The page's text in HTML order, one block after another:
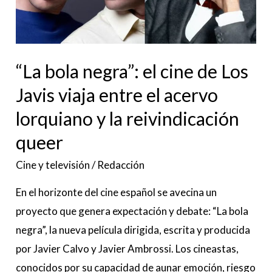
“La bola negra”: el cine de Los
Javis viaja entre el acervo
lorquiano y la reivindicación
queer
Cine y televisión/Redacción
En el horizonte del cine español se avecina un
proyecto que genera expectación y debate: “La bola
negra”, la nueva película dirigida, escrita y producida
por Javier Calvo y Javier Ambrossi. Los cineastas,
conocidos por su capacidad de aunar emoción, riesgo
de
Javis
viaja
entre
el
acervo
lorquiano
y
reivindicación
queer